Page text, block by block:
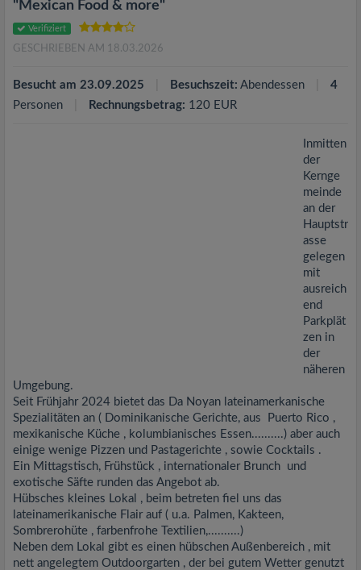
"Mexican Food & more"
Verifiziert
GESCHRIEBEN AM 18.03.2026
Besucht am 23.09.2025 Besuchszeit: Abendessen
4
Personen
Rechnungsbetrag: 120 EUR
Inmitten
der
Kernge
meinde
an der
Hauptstr
asse
gelegen
mit
ausreich
end
Parkplät
zen in
der
näheren
Umgebung.
Seit Frühjahr 2024 bietet das Da Noyan lateinamerkanische
Spezialitäten an ( Dominikanische Gerichte, aus Puerto Rico ,
mexikanische Küche , kolumbianisches Essen..........) aber auch
einige wenige Pizzen und Pastagerichte , sowie Cocktails .
Ein Mittagstisch, Frühstück , internationaler Brunch und
exotische Säfte runden das Angebot ab.
Hübsches kleines Lokal , beim betreten fiel uns das
lateinamerikanische Flair auf ( u.a. Palmen, Kakteen,
Sombrerohüte , farbenfrohe Textilien,..........)
Neben dem Lokal gibt es einen hübschen Außenbereich , mit
nett angelegtem Outdoorgarten , der bei gutem Wetter genutzt
a
t